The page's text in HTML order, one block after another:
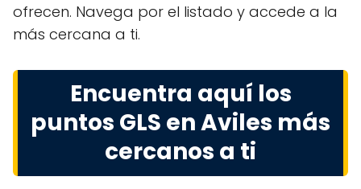
ofrecen. Navega por el listado y accede a la
más cercana a ti.
Encuentra aquí los
puntos GLS en Aviles más
cercanos a ti